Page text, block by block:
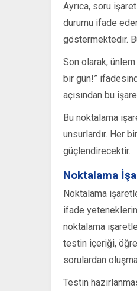
Ayrıca, soru
durumu ifade
göstermektedir.
Son olarak, ünlem
bir gün!”
açısından bu
Bu noktalama
unsurlardır. Her
güçlendirecektir.
Noktalama
Noktalama
ifade
noktalama
testin içeriği,
sorulardan
Testin